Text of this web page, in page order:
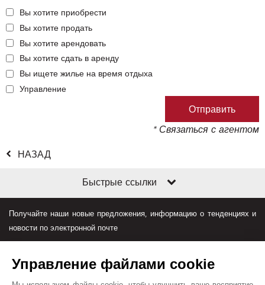
Вы хотите приобрести
Вы хотите продать
Вы хотите арендовать
Вы хотите сдать в аренду
Вы ищете жилье на время отдыха
Управление
* Связаться с агентом
НАЗАД
Быстрые ссылки
Получайте наши новые предложения, информацию о тенденциях и
новости по электронной почте
Управление файлами cookie